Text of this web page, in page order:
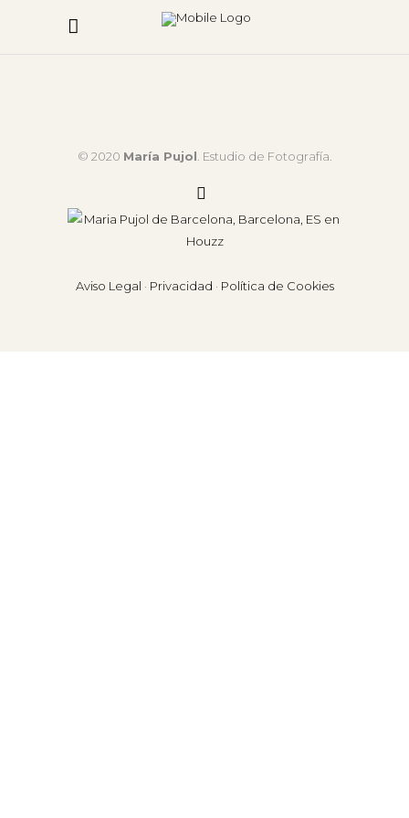
© 2020 María Pujol. Estudio de Fotografía.
Aviso Legal · Privacidad · Política de Cookies